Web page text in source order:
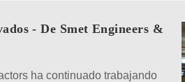
- De Smet Engineers &
ha continuado trabajando